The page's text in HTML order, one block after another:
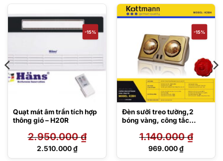
-15%
Quạt mát âm trần tích hợp
thông gió – H20R
2.950.000₫
Giá
2.510.000₫
Giá
-15%
Đèn sưởi treo tường,2
bóng vàng, công tắc
1.140.000₫
Giá
969.000₫
Giá